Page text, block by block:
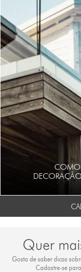
COMO
Quer
Gosta de saber dicas
Cadastre-se